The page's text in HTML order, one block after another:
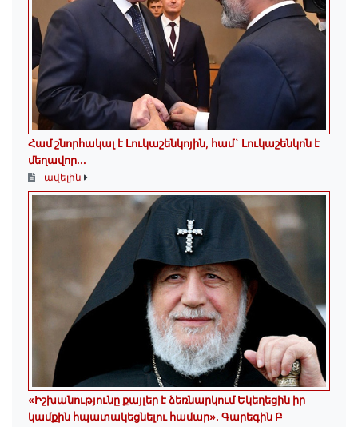
Համ շնորհակալ է Լուկաշենկոյին, համ` Լուկաշենկոն է
մեղավոր․․․
ավելին
«Իշխանությունը քայլեր է ձեռնարկում Եկեղեցին իր
կամքին հպատակեցնելու համար»․ Գարեգին Բ